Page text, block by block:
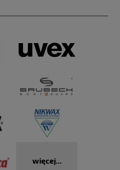
więcej...